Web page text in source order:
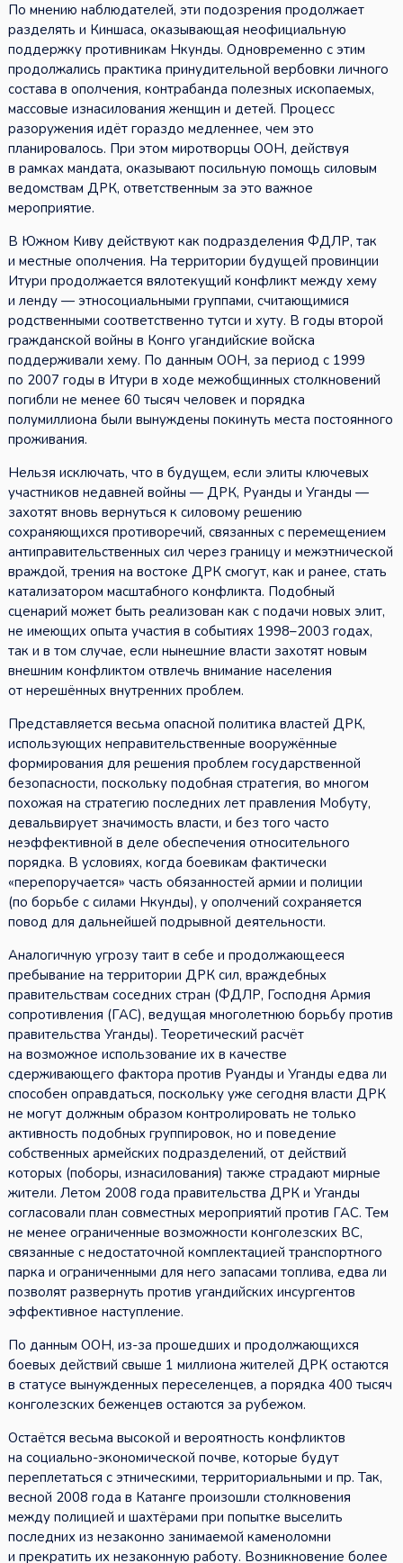
По мнению наблюдателей, эти подозрения продолжает
разделять и Киншаса, оказывающая неофициальную
поддержку противникам Нкунды. Одновременно с этим
продолжались практика принудительной вербовки личного
состава в ополчения, контрабанда полезных ископаемых,
массовые изнасилования женщин и детей. Процесс
разоружения идёт гораздо медленнее, чем это
планировалось. При этом миротворцы ООН, действуя
в рамках мандата, оказывают посильную помощь силовым
ведомствам ДРК, ответственным за это важное
мероприятие.
В Южном Киву действуют как подразделения ФДЛР, так
и местные ополчения. На территории будущей провинции
Итури продолжается вялотекущий конфликт между хему
и ленду — этносоциальными группами, считающимися
родственными соответственно тутси и хуту. В годы второй
гражданской войны в Конго угандийские войска
поддерживали хему. По данным ООН, за период с 1999
по 2007 годы в Итури в ходе межобщинных столкновений
погибли не менее 60 тысяч человек и порядка
полумиллиона были вынуждены покинуть места постоянного
проживания.
Нельзя исключать, что в будущем, если элиты ключевых
участников недавней войны — ДРК, Руанды и Уганды —
захотят вновь вернуться к силовому решению
сохраняющихся противоречий, связанных с перемещением
антиправительственных сил через границу и межэтнической
враждой, трения на востоке ДРК смогут, как и ранее, стать
катализатором масштабного конфликта. Подобный
сценарий может быть реализован как с подачи новых элит,
не имеющих опыта участия в событиях 1998–2003 годах,
так и в том случае, если нынешние власти захотят новым
внешним конфликтом отвлечь внимание населения
от нерешённых внутренних проблем.
Представляется весьма опасной политика властей ДРК,
использующих неправительственные вооружённые
формирования для решения проблем государственной
безопасности, поскольку подобная стратегия, во многом
похожая на стратегию последних лет правления Мобуту,
девальвирует значимость власти, и без того часто
неэффективной в деле обеспечения относительного
порядка. В условиях, когда боевикам фактически
«перепоручается» часть обязанностей армии и полиции
(по борьбе с силами Нкунды), у ополчений сохраняется
повод для дальнейшей подрывной деятельности.
Аналогичную угрозу таит в себе и продолжающееся
пребывание на территории ДРК сил, враждебных
правительствам соседних стран (ФДЛР, Господня Армия
сопротивления (ГАС), ведущая многолетнюю борьбу против
правительства Уганды). Теоретический расчёт
на возможное использование их в качестве
сдерживающего фактора против Руанды и Уганды едва ли
способен оправдаться, поскольку уже сегодня власти ДРК
не могут должным образом контролировать не только
активность подобных группировок, но и поведение
собственных армейских подразделений, от действий
которых (поборы, изнасилования) также страдают мирные
жители. Летом 2008 года правительства ДРК и Уганды
согласовали план совместных мероприятий против ГАС. Тем
не менее ограниченные возможности конголезских ВС,
связанные с недостаточной комплектацией транспортного
парка и ограниченными для него запасами топлива, едва ли
позволят развернуть против угандийских инсургентов
эффективное наступление.
По данным ООН, из-за прошедших и продолжающихся
боевых действий свыше 1 миллиона жителей ДРК остаются
в статусе вынужденных переселенцев, а порядка 400 тысяч
конголезских беженцев остаются за рубежом.
Остаётся весьма высокой и вероятность конфликтов
на социально-экономической почве, которые будут
переплетаться с этническими, территориальными и пр. Так,
весной 2008 года в Катанге произошли столкновения
между полицией и шахтёрами при попытке выселить
последних из незаконно занимаемой каменоломни
и прекратить их незаконную работу. Возникновение более